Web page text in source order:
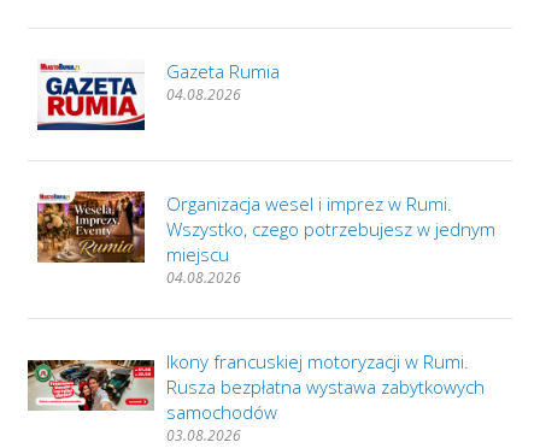
Gazeta Rumia
04.08.2026
Organizacja wesel i imprez w Rumi.
Wszystko, czego potrzebujesz w jednym
miejscu
04.08.2026
Ikony francuskiej motoryzacji w Rumi.
Rusza bezpłatna wystawa zabytkowych
samochodów
03.08.2026